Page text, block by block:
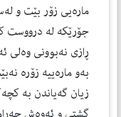
مارەیی زۆر بێت و
ڕازی نەبوونی
بەو مارەییە زۆرە
زیان گەیاندن بە